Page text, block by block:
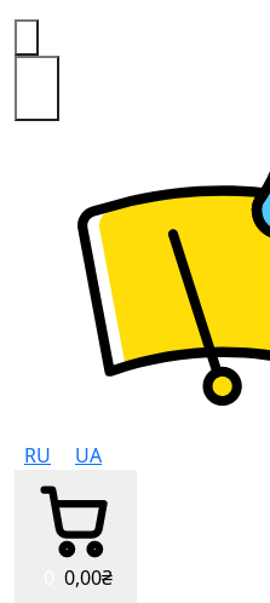
RU UA
0,00₴